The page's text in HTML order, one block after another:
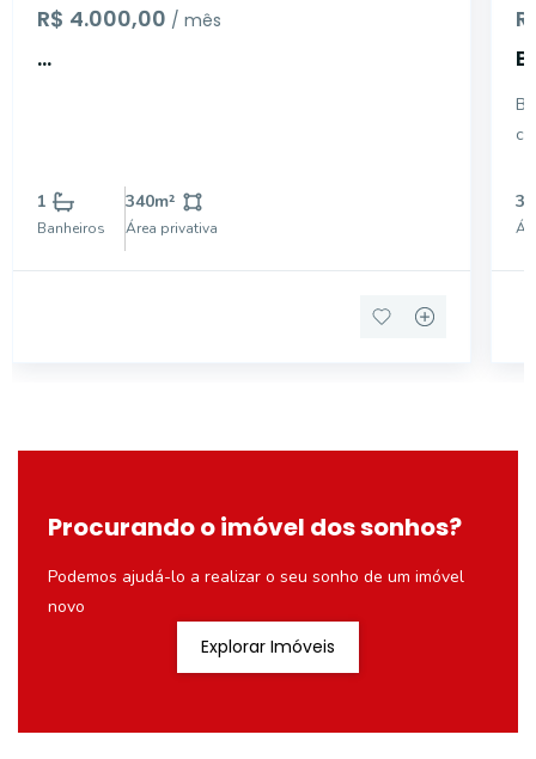
R$ 4.000,00 / mês
...
1
Banheiros
340m²
Área privativa
Procurando o imóvel dos sonhos?
Podemos ajudá-lo a realizar o seu sonho de um imóvel
novo
Explorar Imóveis